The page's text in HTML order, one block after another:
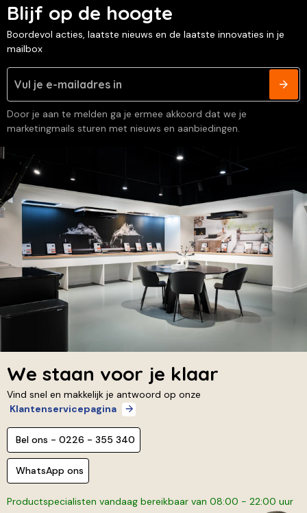
Blijf op de hoogte
Boordevol acties, laatste nieuws en de laatste innovaties in je
mailbox
Door je aan te melden ga je ermee akkoord dat we je
marketingmails sturen met nieuws en aanbiedingen.
We staan voor je klaar
Vind snel en makkelijk je antwoord op onze
Klantenservicepagina
Bel ons - 0226 - 355 340
WhatsApp ons
Productspecialisten vandaag bereikbaar van 08:00 - 22:00 uur